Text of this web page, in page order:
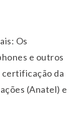
Os
e outros
certificação da
(Anatel) e